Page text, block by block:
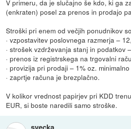
V primeru, da je slučajno še kdo, ki ga
(enkraten) posel za prenos in prodajo
Stroški pri enem od večjih ponudnikov
· vzpostavitev poslovnega razmerja –
· strošek vzdrževanja stanj in podatkov
· prenos iz registrskega na trgovalni
· provizija pri prodaji – 1% oz.
· zaprtje računa je brezplačno.
V kolikor vrednost papirjev pri KDD
EUR, si boste naredili samo stroške.